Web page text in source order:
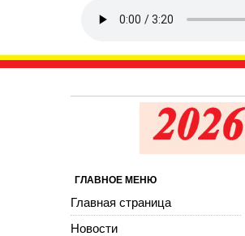
ГЛАВНОЕ МЕНЮ
Главная страница
Новости